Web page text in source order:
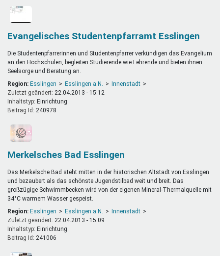
Evangelisches Studentenpfarramt Esslingen
Die Studentenpfarrerinnen und Studentenpfarrer verkündigen das Evangelium
an den Hochschulen, begleiten Studierende wie Lehrende und bieten ihnen
Seelsorge und Beratung an.
Region: Esslingen Esslingen a.N.
Innenstadt
Zuletzt geändert: 22.04.2013 - 15:12
Inhaltstyp:
einrichtung
Beitrag Id: 240978
Merkelsches Bad Esslingen
Das Merkelsche Bad steht mitten in der historischen Altstadt von Esslingen
und bezaubert als das schönste Jugendstilbad weit und breit. Das
großzügige Schwimmbecken wird von der eigenen Mineral-Thermalquelle mit
34°C warmem Wasser gespeist.
Region: Esslingen Esslingen a.N.
Innenstadt
Zuletzt geändert: 22.04.2013 - 15:09
Inhaltstyp:
einrichtung
Beitrag Id: 241006